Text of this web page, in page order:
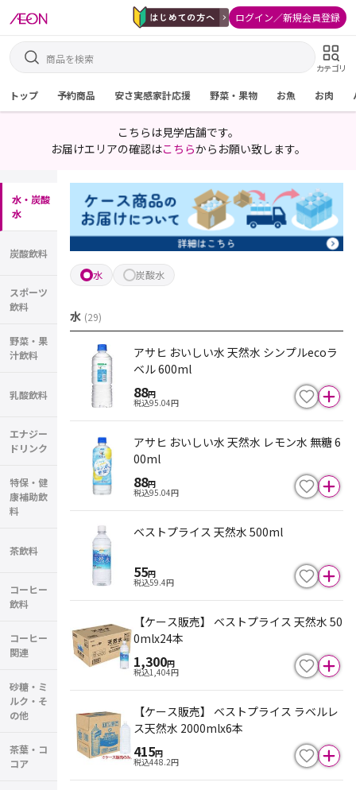
ログイン／新規会員登録
カテゴリ
トップ 予約商品 安さ実感家計応援 野菜・果物 お魚 お肉
こちらは見学店舗です。
お届けエリアの確認はこちらからお願い致します。
水・炭酸
水
炭酸飲料
スポーツ
飲料
野菜・果
汁飲料
乳酸飲料
エナジー
ドリンク
特保・健
康補助飲
料
茶飲料
コーヒー
飲料
コーヒー
関連
砂糖・ミ
ルク・そ
の他
茶葉・コ
コア
水 炭酸水
水 (29)
アサヒ おいしい水 天然水 シンプルecoラ
ベル 600ml
88円
税込95.04円
アサヒ おいしい水 天然水 レモン水 無糖 6
00ml
88円
税込95.04円
ベストプライス 天然水 500ml
55円
税込59.4円
【ケース販売】 ベストプライス 天然水 50
0mlx24本
1,300円
税込1,404円
【ケース販売】 ベストプライス ラベルレ
ス天然水 2000mlx6本
415円
税込448.2円